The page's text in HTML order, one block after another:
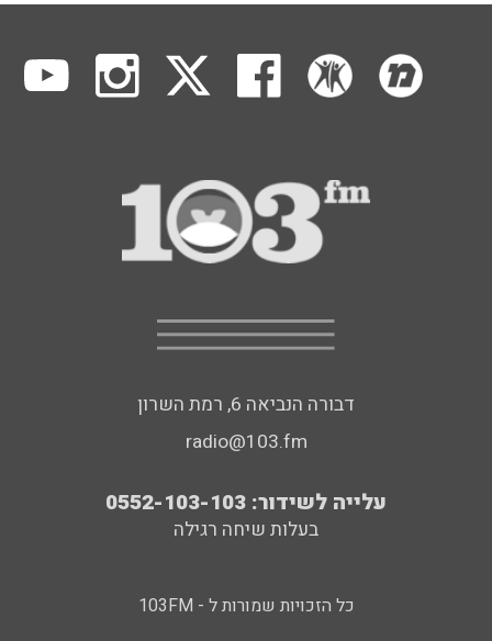
דבורה הנביאה 6, רמת השרון
radio@103.fm
עלייה לשידור: 0552-103-103
בעלות שיחה רגילה
כל הזכויות שמורות ל - 103FM